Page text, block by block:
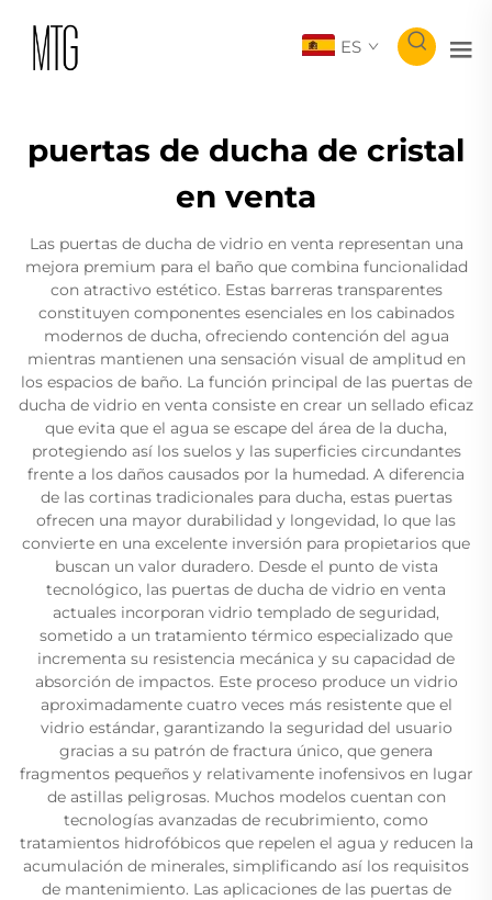
ES
puertas de ducha de cristal
en venta
Las puertas de ducha de vidrio en venta representan una
mejora premium para el baño que combina funcionalidad
con atractivo estético. Estas barreras transparentes
constituyen componentes esenciales en los cabinados
modernos de ducha, ofreciendo contención del agua
mientras mantienen una sensación visual de amplitud en
los espacios de baño. La función principal de las puertas de
ducha de vidrio en venta consiste en crear un sellado eficaz
que evita que el agua se escape del área de la ducha,
protegiendo así los suelos y las superficies circundantes
frente a los daños causados por la humedad. A diferencia
de las cortinas tradicionales para ducha, estas puertas
ofrecen una mayor durabilidad y longevidad, lo que las
convierte en una excelente inversión para propietarios que
buscan un valor duradero. Desde el punto de vista
tecnológico, las puertas de ducha de vidrio en venta
actuales incorporan vidrio templado de seguridad,
sometido a un tratamiento térmico especializado que
incrementa su resistencia mecánica y su capacidad de
absorción de impactos. Este proceso produce un vidrio
aproximadamente cuatro veces más resistente que el
vidrio estándar, garantizando la seguridad del usuario
gracias a su patrón de fractura único, que genera
fragmentos pequeños y relativamente inofensivos en lugar
de astillas peligrosas. Muchos modelos cuentan con
tecnologías avanzadas de recubrimiento, como
tratamientos hidrofóbicos que repelen el agua y reducen la
acumulación de minerales, simplificando así los requisitos
de mantenimiento. Las aplicaciones de las puertas de